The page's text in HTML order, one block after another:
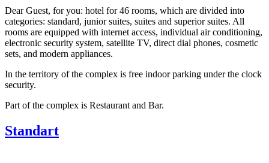
Dear Guest, for you: hotel for 46 rooms, which are divided into
categories: standard, junior suites, suites and superior suites. All
rooms are equipped with internet access, individual air conditioning,
electronic security system, satellite TV, direct dial phones, cosmetic
sets, and modern appliances.
In the territory of the complex is free indoor parking under the clock
security.
Part of the complex is Restaurant and Bar.
Standart